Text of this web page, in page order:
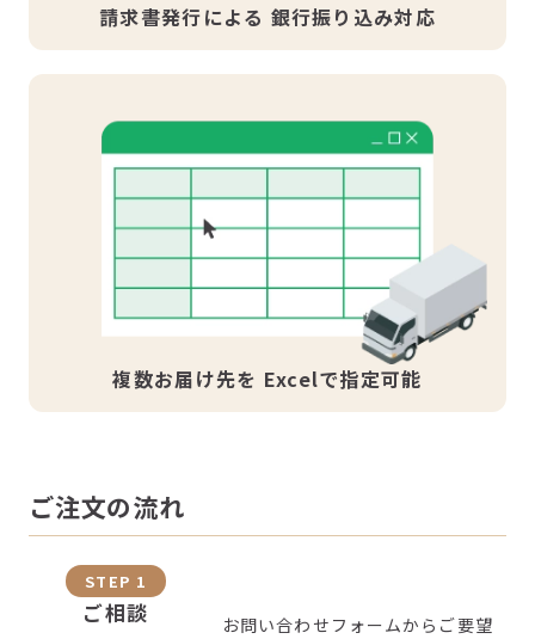
請求書発行による 銀行振り込み対応
複数お届け先を Excelで指定可能
ご注文の流れ
STEP 1
ご相談
お問い合わせフォームからご要望